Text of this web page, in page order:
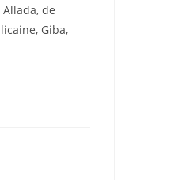
de
Giba,